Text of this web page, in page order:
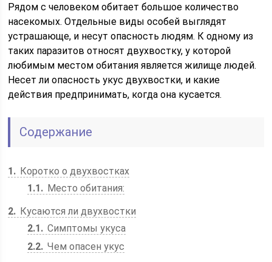
Рядом с человеком обитает большое количество
насекомых. Отдельные виды особей выглядят
устрашающе, и несут опасность людям. К одному из
таких паразитов относят двухвостку, у которой
любимым местом обитания является жилище людей.
Несет ли опасность укус двухвостки, и какие
действия предпринимать, когда она кусается.
Содержание
1
Коротко о двухвостках
1.1
Место обитания:
2
Кусаются ли двухвостки
2.1
Симптомы укуса
2.2 Чем опасен укус